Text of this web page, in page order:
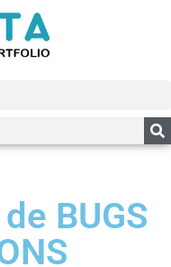
BUGS